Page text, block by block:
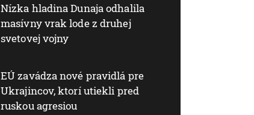
Nízka hladina Dunaja odhalila
masívny vrak lode z druhej
svetovej vojny
EÚ zavádza nové pravidlá pre
Ukrajincov, ktorí utiekli pred
ruskou agresiou